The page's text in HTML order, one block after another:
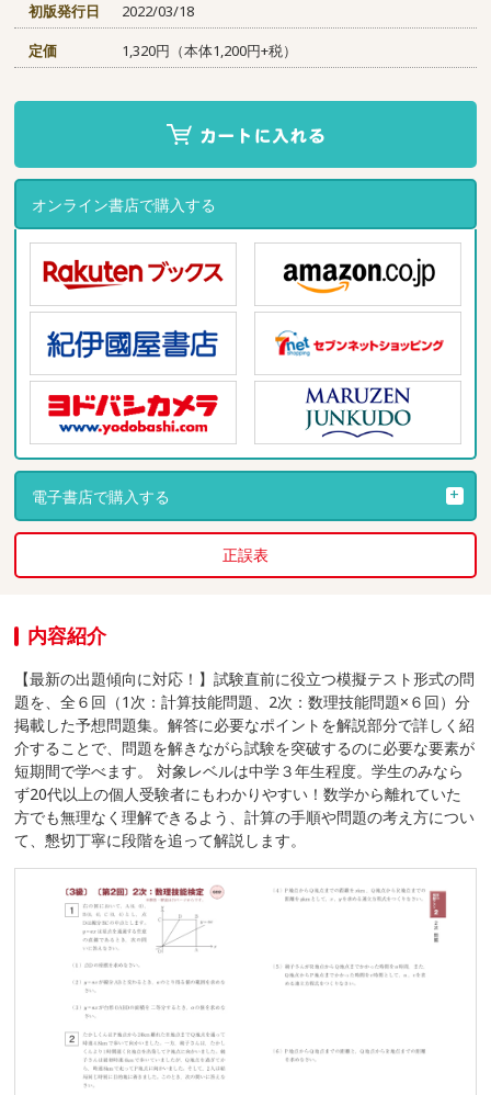
初版発行日
2022/03/18
定価
1,320円（本体1,200円+税）
オンライン書店で購入する
電子書店で購入する
正誤表
内容紹介
【最新の出題傾向に対応！】試験直前に役立つ模擬テスト形式の問
題を、全６回（1次：計算技能問題、2次：数理技能問題×６回）分
掲載した予想問題集。解答に必要なポイントを解説部分で詳しく紹
介することで、問題を解きながら試験を突破するのに必要な要素が
短期間で学べます。 対象レベルは中学３年生程度。学生のみなら
ず20代以上の個人受験者にもわかりやすい！数学から離れていた
方でも無理なく理解できるよう、計算の手順や問題の考え方につい
て、懇切丁寧に段階を追って解説します。